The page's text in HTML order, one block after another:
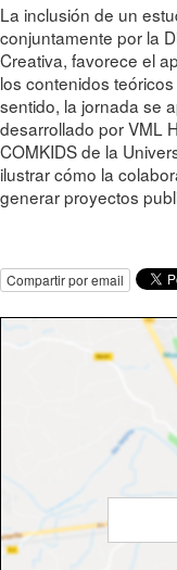
La inclusión de un
conjuntamente por la
Creativa, favorece el
los contenidos
sentido, la jornada se
desarrollado por VML
COMKIDS de la
ilustrar cómo la
generar proyectos
Compartir por email